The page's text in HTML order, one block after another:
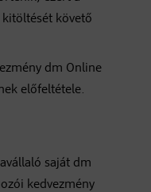
kitöltését követő
dm Online
előfeltétele.
saját dm
kedvezmény